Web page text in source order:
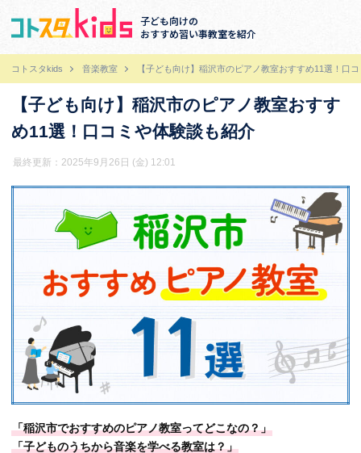
子ども向けの
おすすめ習い事教室を紹介
コトスタkids 音楽教室 【子ども向け】稲沢市のピアノ教室おすすめ11選！口
【子ども向け】稲沢市のピアノ教室おすす
め11選！口コミや体験談も紹介
最終更新：2025年9月26日 (金) 12:01
「稲沢市でおすすめのピアノ教室ってどこなの？」
「子どものうちから音楽を学べる教室は？」